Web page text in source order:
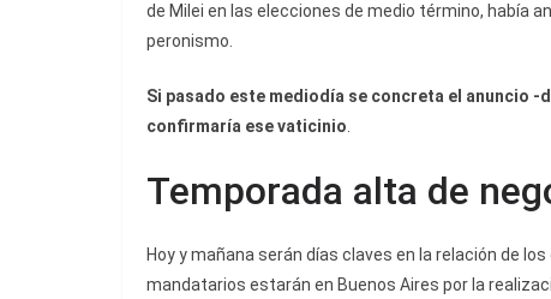
de Milei en las elecciones de medio término, había
peronismo.
Si pasado este mediodía se concreta el anuncio -
confirmaría ese vaticinio.
Temporada alta de
Hoy y mañana serán días claves en la relación de
mandatarios estarán en Buenos Aires por la